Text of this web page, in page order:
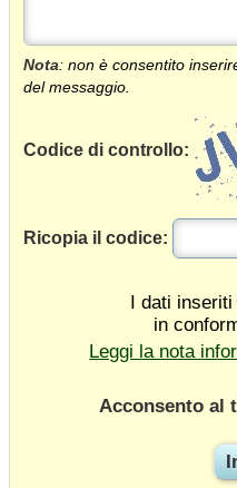
Nota: non è consentito
del messaggio.
Codice di controllo:
Ricopia il codice:
I dati
in
Leggi la nota
Acconsento al